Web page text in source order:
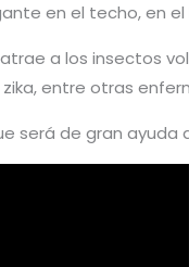
en el techo, en
a los insectos
entre otras
será de gran ayuda